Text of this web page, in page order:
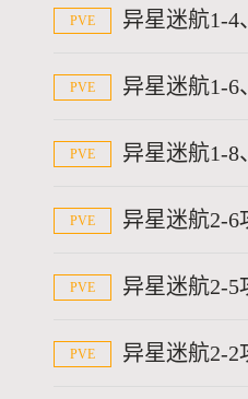
PVE 异星迷航1-4
PVE 异星迷航1-6
PVE 异星迷航1-8
PVE 异星迷航2-6
PVE 异星迷航2-5
PVE 异星迷航2-2